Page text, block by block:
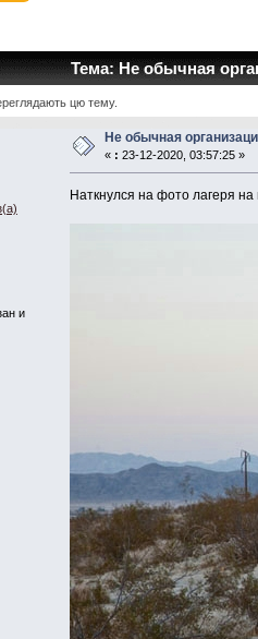
Тема: Не обычная
цю тему.
и
Не обычная
« : 23-12-2020, 03:57:25 »
Наткнулся на фото лагеря